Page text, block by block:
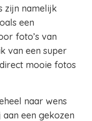
zijn namelijk
een
foto’s van
van een super
mooie fotos
naar wens
een gekozen